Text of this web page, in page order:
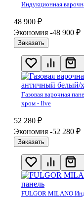
Индукционная
48 900 ₽
Экономия -48 900 ₽
Заказать
Газовая варочная
хром - Ilve
52 280 ₽
Экономия -52 280 ₽
Заказать
FULGOR MILANO